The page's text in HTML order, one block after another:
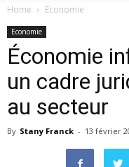
Home Economie
Economie
Économie
un cadre
au secteur
By Stany Franck - 13 février